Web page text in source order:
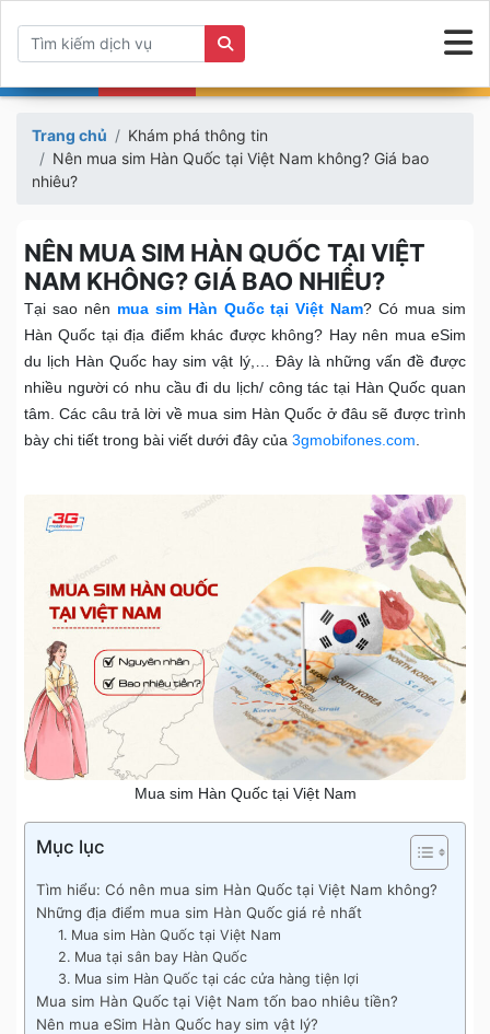
Trang chủ
Khám phá thông tin
Nên mua sim Hàn Quốc tại Việt Nam không? Giá bao
nhiêu?
NÊN MUA SIM HÀN QUỐC TẠI VIỆT
NAM KHÔNG? GIÁ BAO NHIÊU?
Tại sao nên mua sim Hàn Quốc tại Việt Nam? Có mua sim
Hàn Quốc tại địa điểm khác được không? Hay nên mua eSim
du lịch Hàn Quốc hay sim vật lý,… Đây là những vấn đề được
nhiều người có nhu cầu đi du lịch/ công tác tại Hàn Quốc quan
tâm. Các câu trả lời về mua sim Hàn Quốc ở đâu sẽ được trình
bày chi tiết trong bài viết dưới đây của 3gmobifones.com
Mua sim Hàn Quốc tại Việt Nam
Mục lục
Tìm hiểu: Có nên mua sim Hàn Quốc tại Việt Nam không?
Những địa điểm mua sim Hàn Quốc giá rẻ nhất
1. Mua sim Hàn Quốc tại Việt Nam
2. Mua tại sân bay Hàn Quốc
3. Mua sim Hàn Quốc tại các cửa hàng tiện lợi
Mua sim Hàn Quốc tại Việt Nam tốn bao nhiêu tiền?
Nên mua eSim Hàn Quốc hay sim vật lý?